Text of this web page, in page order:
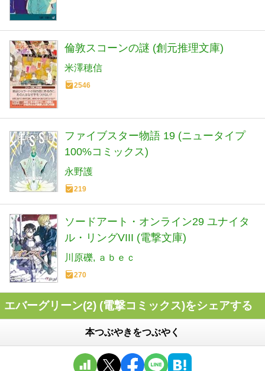
倫敦スコーンの謎 (創元推理文庫)
米澤穂信
2546
ファイブスター物語 19 (ニュータイプ
100%コミックス)
永野護
219
ソードアート・オンライン29 ユナイタ
ル・リングVIII (電撃文庫)
川原礫 ａｂｅｃ
270
エバーグリーン(2) (電撃コミックス)をシェアする
本つぶやきをつぶやく